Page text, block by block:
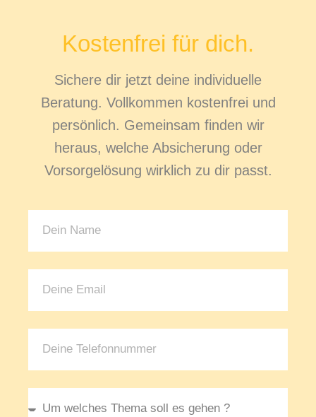
Kostenfrei für dich.
Sichere dir jetzt deine individuelle
Beratung. Vollkommen kostenfrei und
persönlich. Gemeinsam finden wir
heraus, welche Absicherung oder
Vorsorgelösung wirklich zu dir passt.